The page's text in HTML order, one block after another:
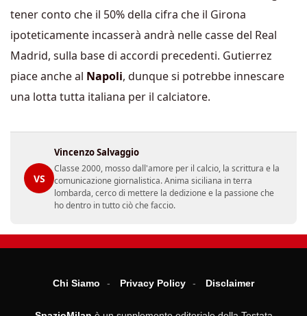
tener conto che il 50% della cifra che il Girona
ipoteticamente incasserà andrà nelle casse del Real
Madrid, sulla base di accordi precedenti. Gutierrez
piace anche al Napoli, dunque si potrebbe innescare
una lotta tutta italiana per il calciatore.
VS
Vincenzo Salvaggio
Classe 2000, mosso dall'amore per il calcio, la scrittura e la
comunicazione giornalistica. Anima siciliana in terra
lombarda, cerco di mettere la dedizione e la passione che
ho dentro in tutto ciò che faccio.
Chi Siamo Privacy Policy Disclaimer